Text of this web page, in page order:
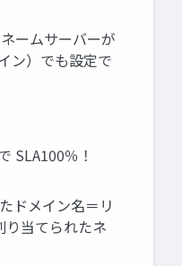
ームサーバーが
ン）でも設定で
SLA100％！
ドメイン名＝リ
り当てられたネ